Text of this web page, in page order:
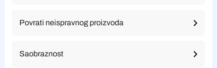
Povrati neispravnog proizvoda
Saobraznost